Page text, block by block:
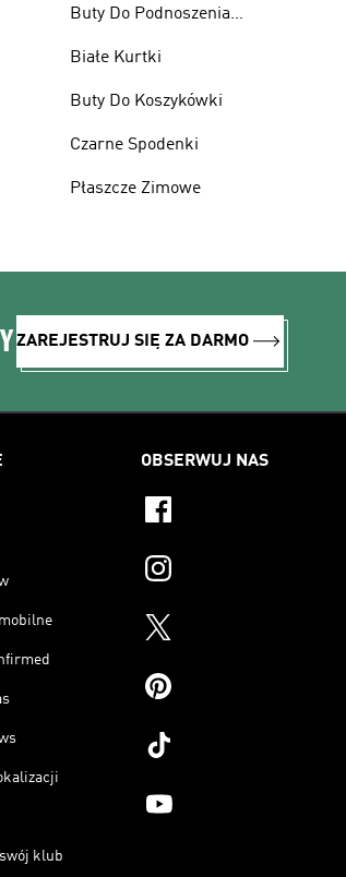
Buty Do Podnoszenia
Białe Kurtki
Buty Do Koszykówki
Czarne Spodenki
Płaszcze Zimowe
ZAREJESTRUJ SIĘ ZA DARMO
klub
OBSERWUJ NAS